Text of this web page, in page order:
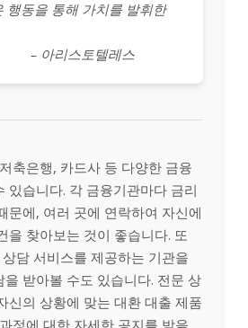
행동을 통해 가치를 발휘한
토텔레스
축은행, 카드사 등 다양한 금융
있습니다. 각 금융기관마다 금리
문에, 여러 곳에 연락하여 자신에
을 찾아보는 것이 좋습니다. 또
담 서비스를 제공하는 기관을
받아볼 수도 있습니다. 전문 상
신의 상황에 맞는 대환 대출 제품
정에 대한 자세한 공지를 받을